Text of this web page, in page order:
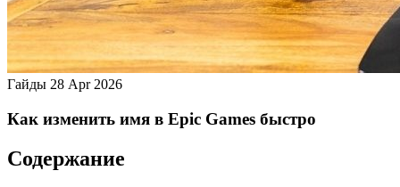
Гайды 28 Apr 2026
Как изменить имя в Epic Games быстро
Содержание